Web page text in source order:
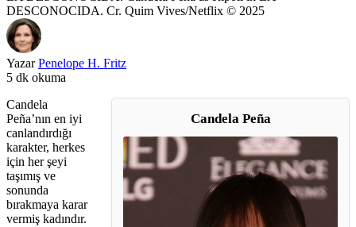
DESCONOCIDA. Cr. Quim Vives/Netflix © 2025
Yazar Penelope H. Fritz
5 dk okuma
Candela Peña
Candela
Peña’nın en iyi
canlandırdığı
karakter, herkes
için her şeyi
taşımış ve
sonunda
bırakmaya karar
vermiş kadındır.